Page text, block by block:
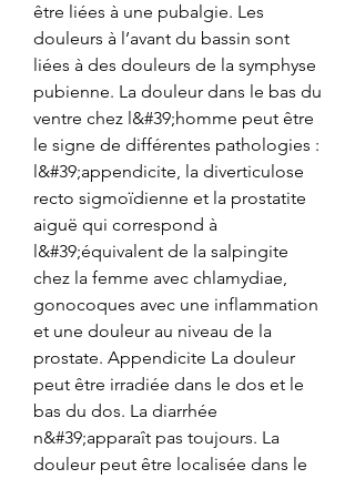
être liées à une pubalgie. Les
douleurs à l’avant du bassin sont
liées à des douleurs de la symphyse
pubienne. La douleur dans le bas du
ventre chez l&#39;homme peut être
le signe de différentes pathologies :
l&#39;appendicite, la diverticulose
recto sigmoïdienne et la prostatite
aiguë qui correspond à
l&#39;équivalent de la salpingite
chez la femme avec chlamydiae,
gonocoques avec une inflammation
et une douleur au niveau de la
prostate. Appendicite La douleur
peut être irradiée dans le dos et le
bas du dos. La diarrhée
n&#39;apparaît pas toujours. La
douleur peut être localisée dans le